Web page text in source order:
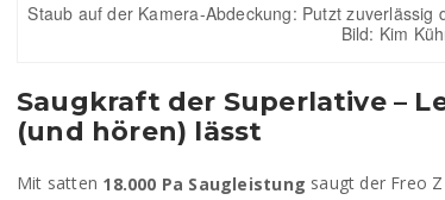
Staub auf der Kamera-Abdeckung: Putzt
Bild: Kim
Saugkraft der Superlative –
(und hören) lässt
Mit satten 18.000 Pa Saugleistung saugt der Freo